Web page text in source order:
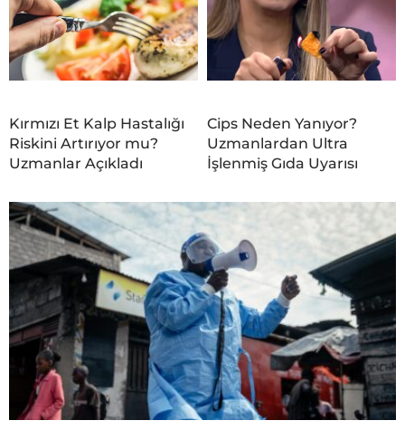
Kırmızı Et Kalp Hastalığı
Riskini Artırıyor mu?
Uzmanlar Açıkladı
Cips Neden Yanıyor?
Uzmanlardan Ultra
İşlenmiş Gıda Uyarısı